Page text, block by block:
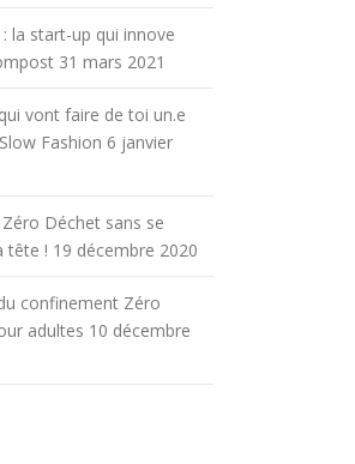
la start-up qui innove
31 mars 2021
vont faire de toi un.e
Fashion 6 janvier
Déchet sans se
tête ! 19 décembre 2020
confinement Zéro
adultes 10 décembre